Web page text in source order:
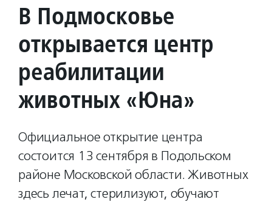
В Подмосковье
открывается центр
реабилитации
животных «Юна»
Официальное открытие центра
состоится 13 сентября в Подольском
районе Московской области. Животных
здесь лечат, стерилизуют, обучают